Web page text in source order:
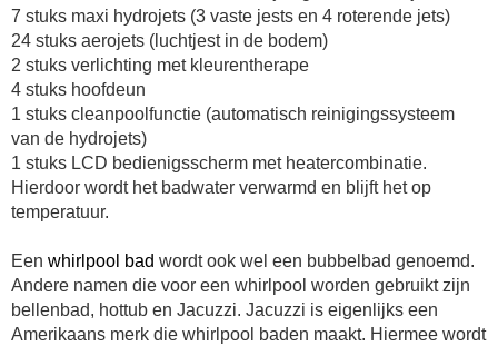
7 stuks maxi hydrojets (3 vaste jests en 4 roterende jets)
24 stuks aerojets (luchtjest in de bodem)
2 stuks verlichting met kleurentherape
4 stuks hoofdeun
1 stuks cleanpoolfunctie (automatisch reinigingssysteem
van de hydrojets)
1 stuks LCD bedienigsscherm met heatercombinatie.
Hierdoor wordt het badwater verwarmd en blijft het op
temperatuur.
Een whirlpool bad wordt ook wel een bubbelbad genoemd.
Andere namen die voor een whirlpool worden gebruikt zijn
bellenbad, hottub en Jacuzzi. Jacuzzi is eigenlijks een
Amerikaans merk die whirlpool baden maakt. Hiermee wordt